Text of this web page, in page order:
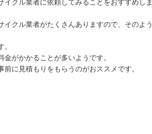
クル業者に依頼してみることをおすすめしま
クル業者がたくさんありますので、そのよう
がかかることが多いようです。
に見積もりをもらうのがおススメです。